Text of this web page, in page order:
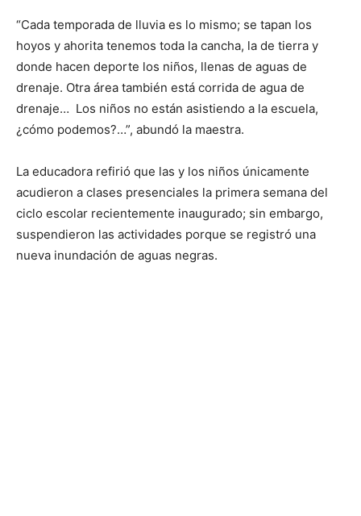
“Cada temporada de lluvia es lo mismo; se tapan los
hoyos y ahorita tenemos toda la cancha, la de tierra y
donde hacen deporte los niños, llenas de aguas de
drenaje. Otra área también está corrida de agua de
drenaje… Los niños no están asistiendo a la escuela,
¿cómo podemos?…”, abundó la maestra.
La educadora refirió que las y los niños únicamente
acudieron a clases presenciales la primera semana del
ciclo escolar recientemente inaugurado; sin embargo,
suspendieron las actividades porque se registró una
nueva inundación de aguas negras.